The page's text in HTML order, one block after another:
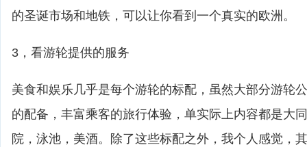
的圣诞市场和地铁，可以让你看到一个真实的欧洲。
3，看游轮提供的服务
美食和娱乐几乎是每个游轮的标配，虽然大部分游轮
的配备，丰富乘客的旅行体验，单实际上内容都是大
院，泳池，美酒。除了这些标配之外，我个人感觉，